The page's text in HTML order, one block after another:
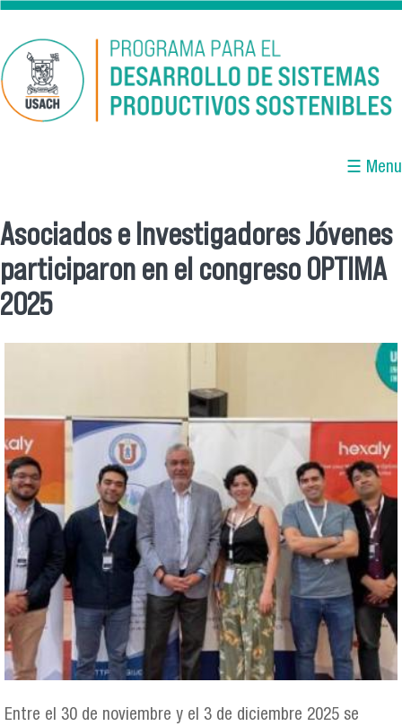
Pasar al contenido principal
☰ Menu
Se encuentra usted aquí
Asociados e Investigadores Jóvenes
participaron en el congreso OPTIMA
2025
Entre el 30 de noviembre y el 3 de diciembre 2025 se